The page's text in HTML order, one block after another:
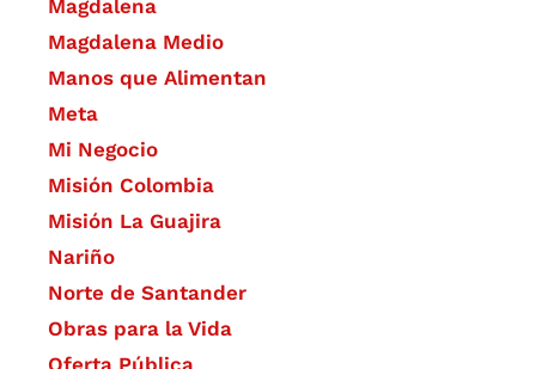
Magdalena
Magdalena Medio
Manos que Alimentan
Meta
Mi Negocio
Misión Colombia
Misión La Guajira
Nariño
Norte de Santander
Obras para la Vida
Oferta Pública